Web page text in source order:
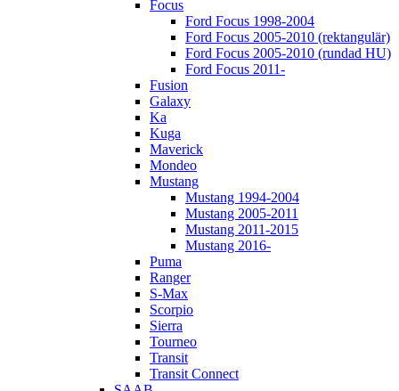
Focus
Ford Focus 1998-2004
Ford Focus 2005-2010 (rektangulär)
Ford Focus 2005-2010 (rundad HU)
Ford Focus 2011-
Fusion
Galaxy
Ka
Kuga
Maverick
Mondeo
Mustang
Mustang 1994-2004
Mustang 2005-2011
Mustang 2011-2015
Mustang 2016-
Puma
Ranger
S-Max
Scorpio
Sierra
Tourneo
Transit
Transit Connect